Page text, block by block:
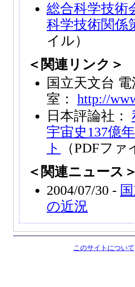
総合科学技術
科学技術関係
イル）
＜関連リンク＞
国立天文台
室： http://
日本評論社：
宇宙史137億
ト
（PDFファ
＜関連ニュース＞
2004/07/30 -
の近況
このサイトについて